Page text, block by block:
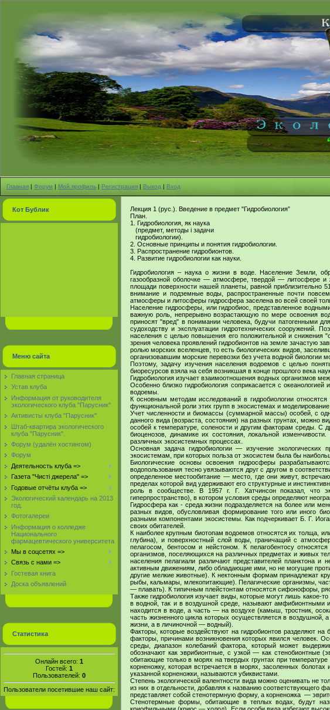
Главная | Форум | Мой профиль | Регистрация | Выход | Вход
Кот Бублик
Меню сайта
Главная страница
Устав клуба
Информация от руководителя
экологического клуба "Парусник"
Активисты клуба "Парусник"
Штаб-квартира экологического
клуба "Парусник".
Форум (удалён хостингом)
Форум
Деятельность клуба =>
Газета "Чисті джерела" =>
Годовые отчёты клуба =>
Экологический календарь на 2013
год.
Фотогалереи
Информация о колледже
Национального
фармацевтического университета
Мы в соцсетях =>
Связь с нами =>
Гостевая книга
Доска объявлений
Статистика
Онлайн всего: 1
Гостей: 1
Пользователей: 0
Пользователи посетившие наш сайт:
Лекция 1 (рус.). Введение в предмет "Гидробиология”
План.
1. Гидробиология, як наука
(предмет, методы і задачи
гидробиологии).
2. Основные принципы и понятия гидробиологии.
3. Распространение гидробионтов.
4. Развитие гидробиологии как науки.
Гидробиология – наука о жизни в воде. Население Земли,
газообразной оболочке — атмосфере, твердой — литосфере
площади поверхности нашей планеты, равной приблизительно
внимание и подземные воды, распространенные почти
атмосферы и литосферы гидросфера заселена во всей своей
Население гидросферы, или гидробиос, представленное
важную роль, непрерывно возрастающую по мере освоения
приносят "вред" в понимании человека, будучи патогенными
судоходству и эксплуатации гидротехнических сооружений.
населения с целью повышения его положительной и снижения
зрения человека проявлений гидробионтов на земле зачастую
ролью морских вселенцев, то есть биологических видов,
организовавшим морские перевозки без учета водной биологии
Поэтому, задачу изучения населения водоемов с целью
биоресурсов взяла на себя возникшая в конце прошлого века
Гидробиология изучает взаимоотношения водных организмов
Особенно близко гидробиология соприкасается с
водоемы.
К основным методам исследований в гидробиологии
функциональной роли этих групп в экосистемах и
Учет численности и биомассы (суммарной массы) особей, с
данного вида (возраста, состояния) на разных грунтах, можно
особей к температуре, солености и другим факторам среды. С
биоценозов, динамике их состояния, локальной
различных экосистемных процессах.
Основная задача гидробиологии — изучение
экосистемам, при которых польза от экосистем была бы
Биологические основы освоения гидросферы
водопользования тесно увязываются друг с другом в
определенное местообитание — место, где они живут,
пределах которой вид удерживают его структурные и
роль в сообществе. В 1957 г. Г. Хатчинсон показал, что
гиперпространство), в котором условия среды определяют
Гидросфера как - среда жизни подразделяется на более или
разных видов, обусловливая формирование того или иного
разными компонентами экосистемы. Как подчеркивает Б. Г.
своих обитателей.
К наиболее крупным биотопам водоемов относятся их толща,
глубина), и поверхностный слой воды, граничащий с
пелагосом, бентосом и нейстоном. К пелагобентосу
организмов, поселяющихся на различных предметах и живых
населения пелагиали различают представителей
активным движениям, либо обладающие ими, но не могущие
другие мелкие животные). К нектонным формам принадлежат
рыбы, кальмары, млекопитающие). Пелагические организмы,
— плавать). К типичным плейстонтам относятся сифонофоры,
Также гидробиология изучает виды, которые могут лишь
в водной, так и в воздушной среде, называют амфибионтными
находится в воде, а часть — на воздухе (камыш, тростник,
часть жизненного цикла которых осуществляется в
жизни, а в личиночной — водный).
Факторы, которые воздействуют на гидробионтов разделяют
факторы, причинами возникновения которых явился человек.
среды, диапазон колебаний фактора, который может
обозначают как эврибионтные, с узкой — как
обитающие только в морях на твердых грунтах при
корненожку, которая встречается в морях, засоленных
указанной корненожки, называются убиквистами.
Степень экологической валентности вида можно оценивать не
из них в отдельности, добавляя к названию соответствующего
представляет собой стенотермную форму, а корненожка —
Стенотермные формы, обитающие в теплых водах, будут